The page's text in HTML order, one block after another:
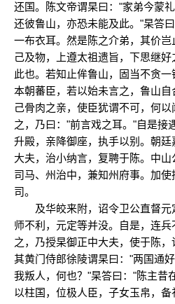
还国。陈文帝谓杲曰："家弟今蒙
还彼鲁山，亦恐未能及此。"杲答
一布衣耳。然是陈之介弟，其价
己及物，上遵太祖遗旨，下思继
此也。若知止侔鲁山，固当不贪
本朝蕃臣，若以始未言之，鲁山
己骨肉之亲，使臣犹谓不可，何
之，乃曰："前言戏之耳。"自是接
升殿，亲降御座，执手以别。朝
大夫，治小纳言，复聘于陈。中
司马、州治中，兼知州府事。加
司。
及华皎来附，诏令卫公直督元
师不利，元定等并没。自是，连
之，乃授杲御正中大夫，使于陈
其黄门侍郎徐陵谓杲曰："两国通
我叛人，何也？"杲答曰："陈主昔
以柱国，位极人臣，子女玉帛，